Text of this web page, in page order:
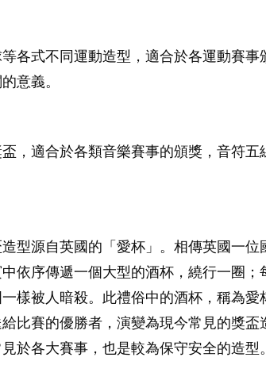
各式不同運動造型，適合於各運動賽
意義。
，適合於各類音樂賽事的頒獎，音符
型源自英國的「愛杯」。相傳英國一
依序傳遞一個大型的酒杯，繞行一圈
樣被人暗殺。此禮俗中的酒杯，稱為愛
比賽的優勝者，演變為現今常見的獎
於各大賽事，也是較為保守安全的造型。